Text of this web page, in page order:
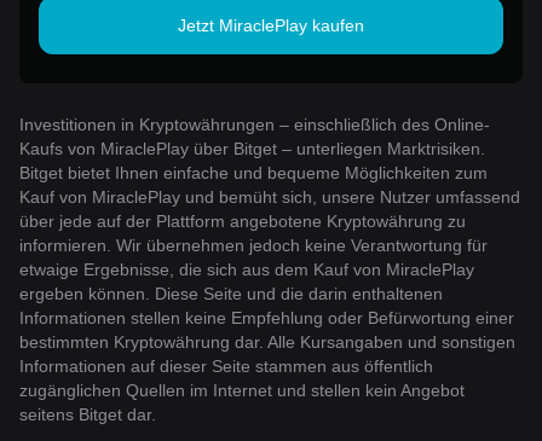
Jetzt MiraclePlay kaufen
Investitionen in Kryptowährungen – einschließlich des Online-
Kaufs von MiraclePlay über Bitget – unterliegen Marktrisiken.
Bitget bietet Ihnen einfache und bequeme Möglichkeiten zum
Kauf von MiraclePlay und bemüht sich, unsere Nutzer umfassend
über jede auf der Plattform angebotene Kryptowährung zu
informieren. Wir übernehmen jedoch keine Verantwortung für
etwaige Ergebnisse, die sich aus dem Kauf von MiraclePlay
ergeben können. Diese Seite und die darin enthaltenen
Informationen stellen keine Empfehlung oder Befürwortung einer
bestimmten Kryptowährung dar. Alle Kursangaben und sonstigen
Informationen auf dieser Seite stammen aus öffentlich
zugänglichen Quellen im Internet und stellen kein Angebot
seitens Bitget dar.